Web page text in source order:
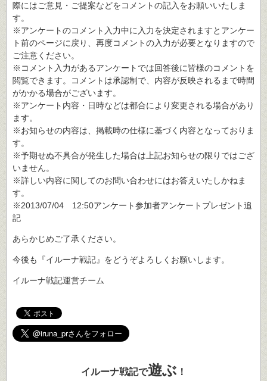
際にはご意見・ご提案などをコメントの記入をお願いいたしま
す。
※アンケートのコメント入力中に入力を決定されますとアンケー
ト前のページに戻り、再度コメントの入力が必要となりますので
ご注意ください。
※コメント入力があるアンケートでは回答後に皆様のコメントを
閲覧できます。コメントは承認制で、内容が反映されるまで時間
がかかる場合がございます。
※アンケート内容・日時などは都合により変更される場合があり
ます。
※お知らせの内容は、掲載時の仕様に基づく内容となっておりま
す。
※予期せぬ不具合が発生した場合は上記お知らせの限りではござ
いません。
※詳しい内容に関してのお問い合わせにはお答えいたしかねま
す。
※2013/07/04 12:50アンケート参加者アンケートプレゼント追
記
あらかじめご了承ください。
今後も『イルーナ戦記』をどうぞよろしくお願いします。
イルーナ戦記運営チーム
イルーナ戦記で遊ぶ ！